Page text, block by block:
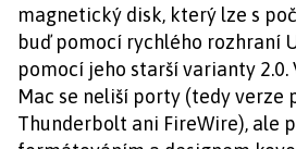
magnetický disk, který lze s
buď pomocí rychlého rozhraní
pomocí jeho starší varianty 2.0.
Mac se neliší porty (tedy verze
Thunderbolt ani FireWire), ale